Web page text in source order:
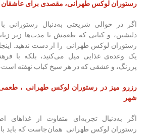
رستوران لوکس طهرانی، مقصدی برای عاشقان
اگر در حوالی شریعتی به‌دنبال رستورانی
دلنشین، و کبابی که طعمش تا مدت‌ها زیر
رستوران لوکس طهرانی را از دست ندهید.
یک وعده‌ی غذایی میل می‌کنید، بلکه با
پررنگ، و عشقی که در هر سیخ کباب نهفته
رزرو میز در رستوران لوکس طهرانی ،
شهر
اگر به‌دنبال تجربه‌ای متفاوت از غذاهای
رستوران لوکس طهرانی همان‌جاست که باید